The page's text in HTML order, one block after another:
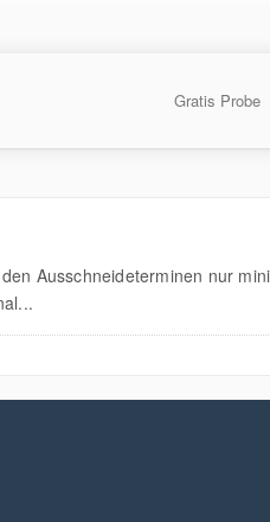
Gratis Probe
Ausschneideterminen nur